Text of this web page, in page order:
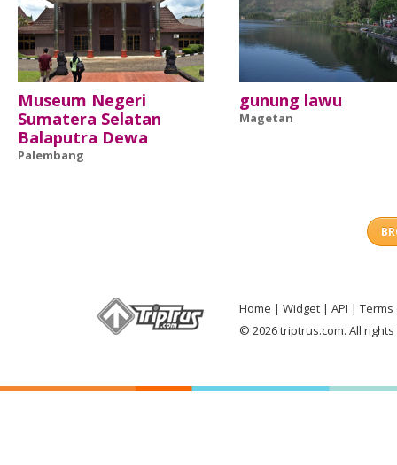
Museum Negeri
Sumatera Selatan
Balaputra Dewa
Palembang
gunung lawu
Magetan
Home Widget API
Terms
© 2026 triptrus.com. All